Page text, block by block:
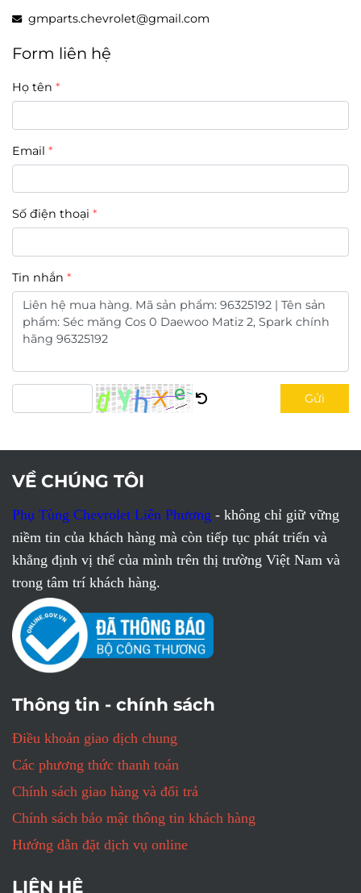
gmparts.chevrolet@gmail.com
Form liên hệ
Họ tên
Email
Số điện thoại
Tin nhắn
Gửi
VỀ CHÚNG TÔI
Phụ Tùng Chevrolet Liên Phương - không chỉ giữ vững
niềm tin của khách hàng mà còn tiếp tục phát triển và
khẳng định vị thế của mình trên thị trường Việt Nam và
trong tâm trí khách hàng.
Thông tin - chính sách
Điều khoản giao dịch chung
Các phương thức thanh toán
Chính sách giao hàng và đổi trả
Chính sách bảo mật thông tin khách hàng
Hướng dẫn đặt dịch vụ online
LIÊN HỆ